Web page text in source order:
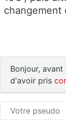
changement
Bonjour,
d'avoir pris